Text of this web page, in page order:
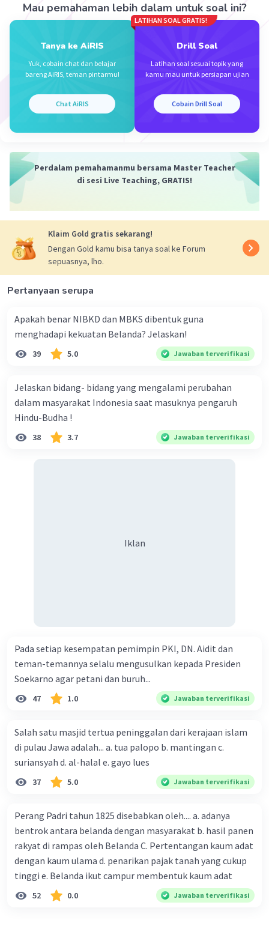
Iklan
Mau pemahaman lebih dalam untuk soal ini?
Tanya ke AiRIS
Yuk, cobain chat dan belajar
bareng AiRIS, teman pintarmu!
Chat AiRIS
LATIHAN SOAL GRATIS!
Drill Soal
Latihan soal sesuai topik yang
kamu mau untuk persiapan ujian
Cobain Drill Soal
Perdalam pemahamanmu bersama Master Teacher
di sesi Live Teaching, GRATIS!
Klaim Gold gratis sekarang!
Dengan Gold kamu bisa tanya soal ke Forum
sepuasnya, lho.
Pertanyaan serupa
Apakah benar NIBKD dan MBKS dibentuk guna
menghadapi kekuatan Belanda? Jelaskan!
39 5.0 Jawaban terverifikasi
Jelaskan bidang- bidang yang mengalami perubahan
dalam masyarakat Indonesia saat masuknya pengaruh
Hindu-Budha !
38 3.7 Jawaban terverifikasi
Iklan
Pada setiap kesempatan pemimpin PKI, DN. Aidit dan
teman-temannya selalu mengusulkan kepada Presiden
Soekarno agar petani dan buruh...
47 1.0 Jawaban terverifikasi
Salah satu masjid tertua peninggalan dari kerajaan islam
di pulau Jawa adalah... a. tua palopo b. mantingan c.
suriansyah d. al-halal e. gayo lues
37 5.0 Jawaban terverifikasi
Perang Padri tahun 1825 disebabkan oleh.... a. adanya
bentrok antara belanda dengan masyarakat b. hasil panen
rakyat di rampas oleh Belanda C. Pertentangan kaum adat
dengan kaum ulama d. penarikan pajak tanah yang cukup
tinggi e. Belanda ikut campur membentuk kaum adat
52 0.0 Jawaban terverifikasi